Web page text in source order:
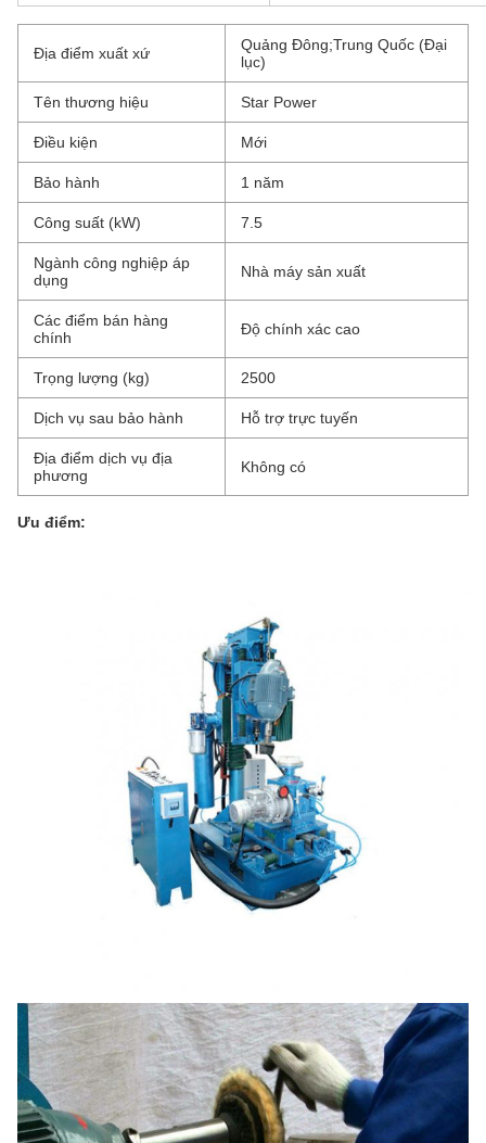
Địa điểm xuất xứ
Quảng Đông;Trung Quốc (Đại
lục)
Tên thương hiệu Star Power
Điều kiện Mới
Bảo hành 1 năm
Công suất (kW) 7.5
Ngành công nghiệp áp
dụng
Nhà máy sản xuất
Các điểm bán hàng
chính
Độ chính xác cao
Trọng lượng (kg) 2500
Dịch vụ sau bảo hành Hỗ trợ trực tuyến
Địa điểm dịch vụ địa
phương
Không có
Ưu điểm: